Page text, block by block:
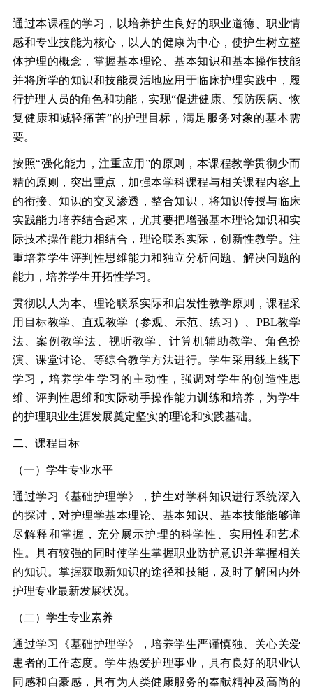
通过本课程的学习，以培养护生良好的职业道德、职业情
感和专业技能为核心，以人的健康为中心，使护生树立整
体护理的概念，掌握基本理论、基本知识和基本操作技能
并将所学的知识和技能灵活地应用于临床护理实践中，履
行护理人员的角色和功能，实现“促进健康、预防疾病、恢
复健康和减轻痛苦”的护理目标，满足服务对象的基本需
要。
按照“强化能力，注重应用”的原则，本课程教学贯彻少而
精的原则，突出重点，加强本学科课程与相关课程内容上
的衔接、知识的交叉渗透，整合知识，将知识传授与临床
实践能力培养结合起来，尤其要把增强基本理论知识和实
际技术操作能力相结合，理论联系实际，创新性教学。注
重培养学生评判性思维能力和独立分析问题、解决问题的
能力，培养学生开拓性学习。
贯彻以人为本、理论联系实际和启发性教学原则，课程采
用目标教学、直观教学（参观、示范、练习）、PBL教学
法、案例教学法、视听教学、计算机辅助教学、角色扮
演、课堂讨论、等综合教学方法进行。学生采用线上线下
学习，培养学生学习的主动性，强调对学生的创造性思
维、评判性思维和实际动手操作能力训练和培养，为学生
的护理职业生涯发展奠定坚实的理论和实践基础。
二、课程目标
（一）学生专业水平
通过学习《基础护理学》，护生对学科知识进行系统深入
的探讨，对护理学基本理论、基本知识、基本技能能够详
尽解释和掌握，充分展示护理的科学性、实用性和艺术
性。具有较强的同时使学生掌握职业防护意识并掌握相关
的知识。掌握获取新知识的途径和技能，及时了解国内外
护理专业最新发展状况。
（二）学生专业素养
通过学习《基础护理学》，培养学生严谨慎独、关心关爱
患者的工作态度。学生热爱护理事业，具有良好的职业认
同感和自豪感，具有为人类健康服务的奉献精神及高尚的